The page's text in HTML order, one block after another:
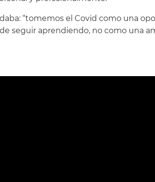
“tomemos el Covid como una
seguir aprendiendo, no como una